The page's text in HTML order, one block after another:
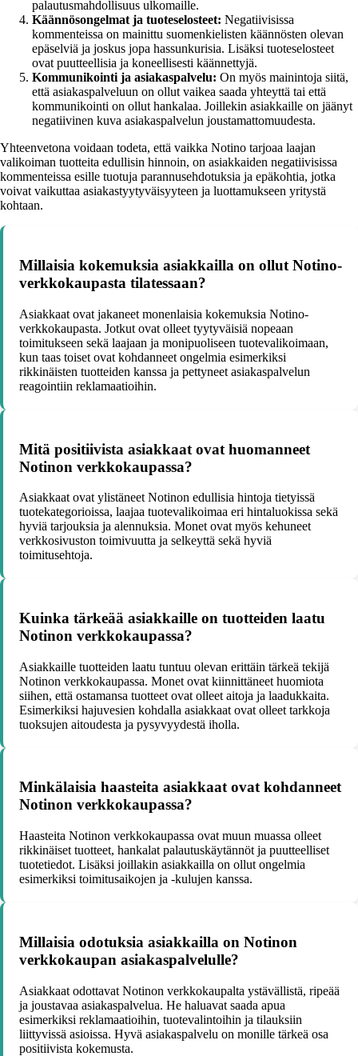
palautusmahdollisuus ulkomaille.
Käännösongelmat ja tuoteselosteet: Negatiivisissa
kommenteissa on mainittu suomenkielisten käännösten olevan
epäselviä ja joskus jopa hassunkurisia. Lisäksi tuoteselosteet
ovat puutteellisia ja koneellisesti käännettyjä.
Kommunikointi ja asiakaspalvelu: On myös mainintoja siitä,
että asiakaspalveluun on ollut vaikea saada yhteyttä tai että
kommunikointi on ollut hankalaa. Joillekin asiakkaille on jäänyt
negatiivinen kuva asiakaspalvelun joustamattomuudesta.
Yhteenvetona voidaan todeta, että vaikka Notino tarjoaa laajan
valikoiman tuotteita edullisin hinnoin, on asiakkaiden negatiivisissa
kommenteissa esille tuotuja parannusehdotuksia ja epäkohtia, jotka
voivat vaikuttaa asiakastyytyväisyyteen ja luottamukseen yritystä
kohtaan.
Millaisia kokemuksia asiakkailla on ollut Notino-
verkkokaupasta tilatessaan?
Asiakkaat ovat jakaneet monenlaisia kokemuksia Notino-
verkkokaupasta. Jotkut ovat olleet tyytyväisiä nopeaan
toimitukseen sekä laajaan ja monipuoliseen tuotevalikoimaan,
kun taas toiset ovat kohdanneet ongelmia esimerkiksi
rikkinäisten tuotteiden kanssa ja pettyneet asiakaspalvelun
reagointiin reklamaatioihin.
Mitä positiivista asiakkaat ovat huomanneet
Notinon verkkokaupassa?
Asiakkaat ovat ylistäneet Notinon edullisia hintoja tietyissä
tuotekategorioissa, laajaa tuotevalikoimaa eri hintaluokissa sekä
hyviä tarjouksia ja alennuksia. Monet ovat myös kehuneet
verkkosivuston toimivuutta ja selkeyttä sekä hyviä
toimitusehtoja.
Kuinka tärkeää asiakkaille on tuotteiden laatu
Notinon verkkokaupassa?
Asiakkaille tuotteiden laatu tuntuu olevan erittäin tärkeä tekijä
Notinon verkkokaupassa. Monet ovat kiinnittäneet huomiota
siihen, että ostamansa tuotteet ovat olleet aitoja ja laadukkaita.
Esimerkiksi hajuvesien kohdalla asiakkaat ovat olleet tarkkoja
tuoksujen aitoudesta ja pysyvyydestä iholla.
Minkälaisia haasteita asiakkaat ovat kohdanneet
Notinon verkkokaupassa?
Haasteita Notinon verkkokaupassa ovat muun muassa olleet
rikkinäiset tuotteet, hankalat palautuskäytännöt ja puutteelliset
tuotetiedot. Lisäksi joillakin asiakkailla on ollut ongelmia
esimerkiksi toimitusaikojen ja -kulujen kanssa.
Millaisia odotuksia asiakkailla on Notinon
verkkokaupan asiakaspalvelulle?
Asiakkaat odottavat Notinon verkkokaupalta ystävällistä, ripeää
ja joustavaa asiakaspalvelua. He haluavat saada apua
esimerkiksi reklamaatioihin, tuotevalintoihin ja tilauksiin
liittyvissä asioissa. Hyvä asiakaspalvelu on monille tärkeä osa
positiivista kokemusta.